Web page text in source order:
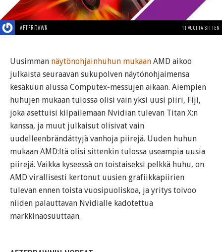
AFTERDAWN 11 VUOTTA SITTEN
Uusimman näytönohjainhuhun mukaan AMD aikoo
julkaista seuraavan sukupolven näytönohjaimensa
kesäkuun alussa Computex-messujen aikaan. Aiempien
huhujen mukaan tulossa olisi vain yksi uusi piiri, Fiji,
joka asettuisi kilpailemaan Nvidian tulevan Titan X:n
kanssa, ja muut julkaisut olisivat vain
uudelleenbrändättyjä vanhoja piirejä. Uuden huhun
mukaan AMD:ltä olisi sittenkin tulossa useampia uusia
piirejä. Vaikka kyseessä on toistaiseksi pelkkä huhu, on
AMD virallisesti kertonut uusien grafiikkapiirien
tulevan ennen toista vuosipuoliskoa, ja yritys toivoo
niiden palauttavan Nvidialle kadotettua
markkinaosuuttaan.